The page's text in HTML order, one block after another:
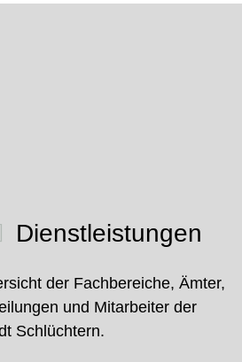
Dienstleistungen
der Fachbereiche, Ämter,
und Mitarbeiter der
Schlüchtern.